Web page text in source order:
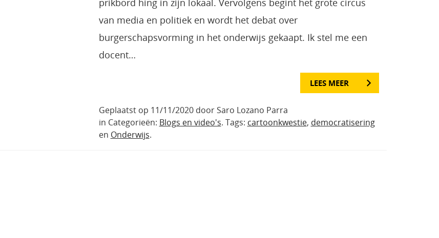
van media en politiek en wordt het debat over
burgerschapsvorming in het onderwijs gekaapt. Ik stel me een
docent…
LEES MEER
Geplaatst op 11/11/2020 door Saro Lozano Parra
in Categorieën: Blogs en video's. Tags: cartoonkwestie, democratisering
en Onderwijs.